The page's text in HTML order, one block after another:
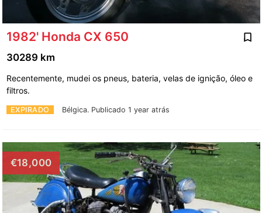
1982' Honda CX 650
EXPIRADO Bélgica. Publicado 1 year atrás
30289 km
Recentemente, mudei os pneus, bateria, velas de ignição, óleo e
filtros.
€18,000